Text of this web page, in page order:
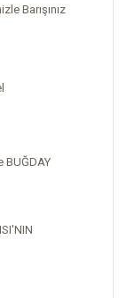
Barışınız
BUĞDAY